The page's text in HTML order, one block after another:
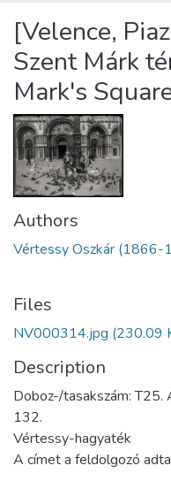
Statistics
About us
[Velence,
Szent Márk
Mark's
Authors
Vértessy Oszkár (1866-
Files
NV000314.jpg (230.09
Description
Doboz-/tasakszám: T25.
132.
Vértessy-hagyaték
A címet a feldolgozó